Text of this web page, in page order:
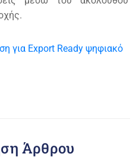
για Export Ready ψηφιακό
Άρθρου